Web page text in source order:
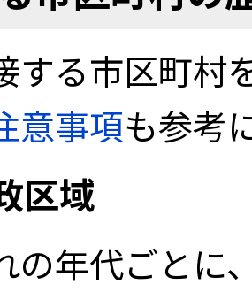
する市区町村
意事項も参考
区域
の年代ごとに